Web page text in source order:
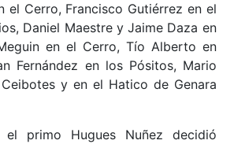
el Cerro, Francisco Gutiérrez en el
Daniel Maestre y Jaime Daza en
en el Cerro, Tío Alberto en
Fernández en los Pósitos, Mario
y en el Hatico de Genara
primo Hugues Nuñez decidió